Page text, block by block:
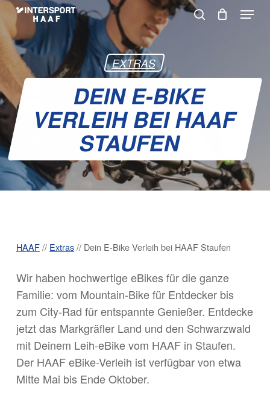
Skip
main
content
Menu
Warenkorb
EXTRAS
DEIN E-BIKE
VERLEIH BEI HAAF
STAUFEN
HAAF// Extras// Dein E-Bike Verleih bei HAAF Staufen
Wir haben hochwertige eBikes für die ganze
Familie: vom Mountain-Bike für Entdecker bis
zum City-Rad für entspannte Genießer. Entdecke
jetzt das Markgräfler Land und den Schwarzwald
mit Deinem Leih-eBike vom HAAF in Staufen.
Der HAAF eBike-Verleih ist verfügbar von etwa
Mitte Mai bis Ende Oktober.